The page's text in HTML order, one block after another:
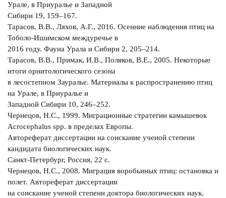
Урале, в Приуралье и Западной
Сибири 19, 159–167.
Тарасов, В.В., Ляхов, А.Г., 2016. Осенние наблюдения птиц на
Тоболо-Ишимском междуречье в
2016 году. Фауна Урала и Сибири 2, 205‒214.
Тарасов, В.В., Примак, И.В., Поляков, В.Е., 2005. Некоторые
итоги орнитологического сезона
в лесостепном Зауралье. Материалы к распространению птиц
на Урале, в Приуралье и
Западной Сибири 10, 246–252.
Чернецов, Н.С., 1999. Миграционные стратегии камышевок
Acrocephalus spp. в пределах Европы.
Автореферат диссертации на соискание ученой степени
кандидата биологических наук.
Санкт-Петербург, Россия, 22 с.
Чернецов, Н.С., 2008. Миграция воробьиных птиц: остановка и
полет. Автореферат диссертации
на соискание ученой степени доктора биологических наук.